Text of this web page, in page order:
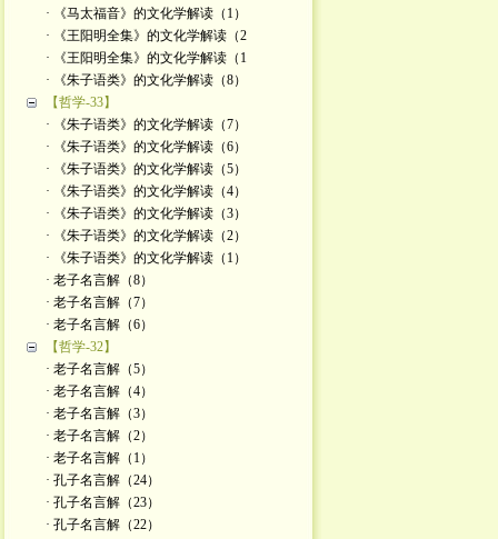
· 《马太福音》的文化学解读（1）
· 《王阳明全集》的文化学解读（2
· 《王阳明全集》的文化学解读（1
· 《朱子语类》的文化学解读（8）
【哲学-33】
· 《朱子语类》的文化学解读（7）
· 《朱子语类》的文化学解读（6）
· 《朱子语类》的文化学解读（5）
· 《朱子语类》的文化学解读（4）
· 《朱子语类》的文化学解读（3）
· 《朱子语类》的文化学解读（2）
· 《朱子语类》的文化学解读（1）
· 老子名言解（8）
· 老子名言解（7）
· 老子名言解（6）
【哲学-32】
· 老子名言解（5）
· 老子名言解（4）
· 老子名言解（3）
· 老子名言解（2）
· 老子名言解（1）
· 孔子名言解（24）
· 孔子名言解（23）
· 孔子名言解（22）